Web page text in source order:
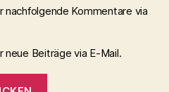
nachfolgende Kommentare via
neue Beiträge via E-Mail.